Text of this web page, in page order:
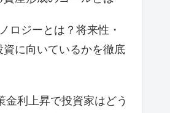
ロジーとは？将来性・
資に向いているかを徹底
金利上昇で投資家はどう